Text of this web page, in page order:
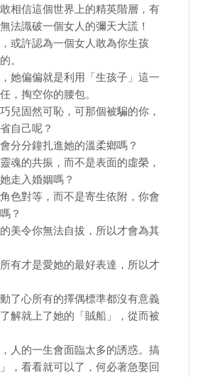
相信這個世界上的精英階層，有
法識破一個女人的彌天大謊！
或許認為一個女人敢為你生孩
。
她偏偏就是利用「生孩子」這一
，掏空你的腰包。
兒固然可恥，可那個被騙的你，
自己呢？
分分鐘扎進她的溫柔鄉嗎？
魂的共振，而不是表面的虛榮，
走入婚姻嗎？
色對等，而不是寄生依附，你會
？
美令你無法自拔，所以才會為其
有才是愛她的最好表達，所以才
了心所有的擇偶標準都沒有意義
解就上了她的「賊船」，從而被
人的一生會面臨太多的誘惑。搞
，看看就可以了，何必著急娶回